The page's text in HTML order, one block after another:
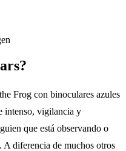
Frog con binoculares azules
intenso, vigilancia y
que está observando o
A diferencia de muchos otros